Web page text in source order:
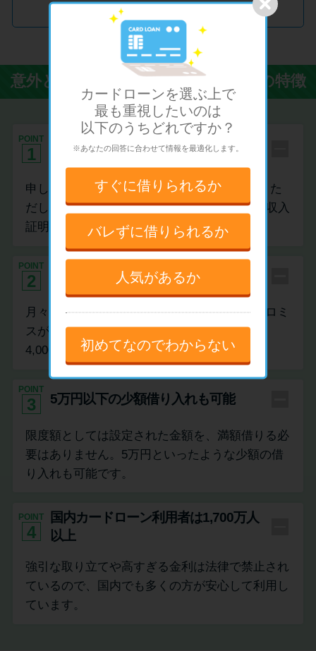
Promotion by アイフル
意外と知らないカードローンの4つの特徴
POINT
1
申し込みに必要な書類は本人確認書
類だけ
申し込みは本人確認書類さえあればOKです。た
だし、50万円以上借り入れしたい場合には、収入
証明書が必要になります。
POINT
2 月々の返済額は￥1,000～設定可能
月々の返済額は、お借入後残高に応じて、プロミ
スが1,000円、アコムが1,000円、アイフルは
4,000円から設定可能です。
POINT
3 5万円以下の少額借り入れも可能
限度額としては設定された金額を、満額借りる必
要はありません。5万円といったような少額の借
り入れも可能です。
POINT
4
国内カードローン利用者は1,700万人
以上
強引な取り立てや高すぎる金利は法律で禁止され
ているので、国内でも多くの方が安心して利用し
ています。
カードローンを選ぶ上で
最も重視したいのは
以下のうちどれですか？
※あなたの回答に合わせて情報を最適化します。
すぐに借りられるか
バレずに借りられるか
人気があるか
初めてなのでわからない